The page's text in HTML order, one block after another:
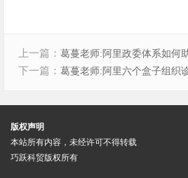
上一篇： 葛蔓老师:阿里政委体系如何
下一篇： 葛蔓老师:阿里六个盒子组
版权声明
本站所有内容，未经许可不得转载
巧跃科贸版权所有